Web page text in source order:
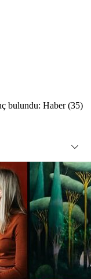
bulundu: Haber (35)